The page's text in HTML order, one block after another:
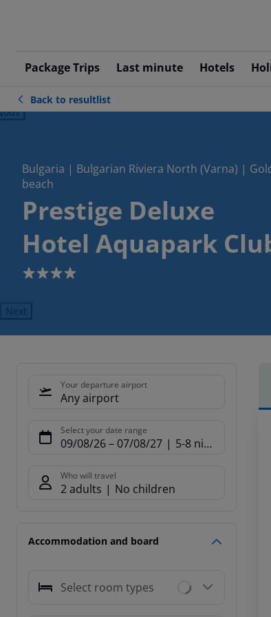
Package Trips Last minute Hotels
Back to resultlist
Bulgaria | Bulgarian Riviera North (Varna) |
beach
Prestige Deluxe
Hotel Aquapark
4
Next
Your departure airport
Any airport
Select your date range
09/08/26– 07/08/27 5-8 nights
Who will travel
2 adults No children
Accommodation and board
Select room types